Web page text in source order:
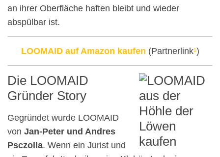
an ihrer Oberfläche haften bleibt und wieder
abspülbar ist.
LOOMAID auf Amazon kaufen (Partnerlink¹)
Die LOOMAID
Gründer Story
Gegründet wurde LOOMAID
von Jan-Peter und Andres
Psczolla. Wenn ein Jurist und